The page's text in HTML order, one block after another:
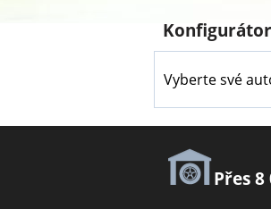
Vyberte své
Přes